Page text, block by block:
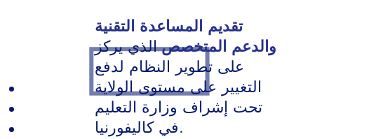
تقديم المساعدة التقنية
والدعم المتخصص الذي يركز
على تطوير النظام لدفع
التغيير على مستوى الولاية
تحت إشراف وزارة التعليم
في كاليفورنيا.